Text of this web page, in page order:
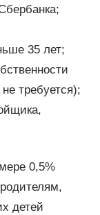
35 лет;
требуется);
0,5%
детей